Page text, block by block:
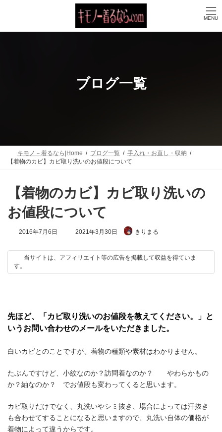
ン
ー
ブログ一覧
キモノ－着るなら|Home ブログ一覧
手入れ・お直し・収納
【着物のカビ】カビ取り洗いのお値段について
【着物のカビ】カビ取り洗いの
お値段について
2016年7月6日
最
新
日
2021年3月30日 きりまる
当サイトは、アフィリエイト等の広告を掲載して収益を得ていま
す。
先ほど、「カビ取り洗いのお値段を教えてください。」と
いうお問い合わせのメールをいただきました。
白いカビとのことですが、着物の種類や素材はわかりません。
たぶんですけど、小紋なのか？訪問着なのか？ やわらかもの
か？紬なのか？ でお値段も変わってくると思います。
カビ取りだけでなく、丸洗いやシミ抜き、場合によっては汗抜き
も合わせてすることになると思いますので、丸洗い自体の価格が
着物によって違うからです。
MENU